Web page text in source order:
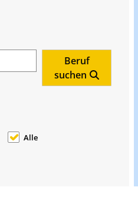
Beruf
suchen
Alle